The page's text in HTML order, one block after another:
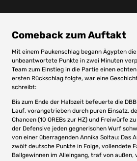
Comeback zum Auftakt
Mit einem Paukenschlag begann Ägypten
unbeantwortete Punkte in zwei Minuten
Team zum Einstieg in die Partie einen
ersten Rückschlag folgte, war eine
schreibt:
Bis zum Ende der Halbzeit befeuerte die
Lauf, vorangetrieben durch puren Einsatz,
Chancen (10 OREBs zur HZ) und Freiwürfe
der Defensive jeden gegnerischen Wurf
von einer überragenden Annika Soltau: Das
zwölf deutsche Punkte in Folge, vollendete
Ballgewinnen im Alleingang, traf von außen,